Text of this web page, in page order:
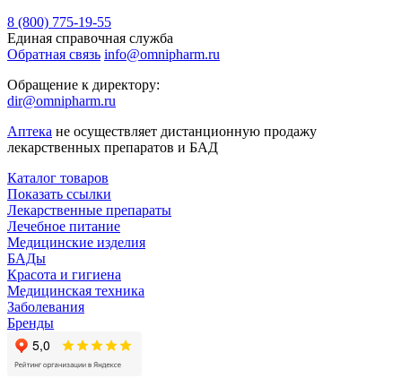
8 (800) 775-19-55
Единая справочная служба
Обратная связь info@omnipharm.ru
Обращение к директору:
dir@omnipharm.ru
Аптека не осуществляет дистанционную продажу
лекарственных препаратов и БАД
Каталог товаров
Показать ссылки
Лекарственные препараты
Лечебное питание
Медицинские изделия
БАДы
Красота и гигиена
Медицинская техника
Заболевания
Бренды